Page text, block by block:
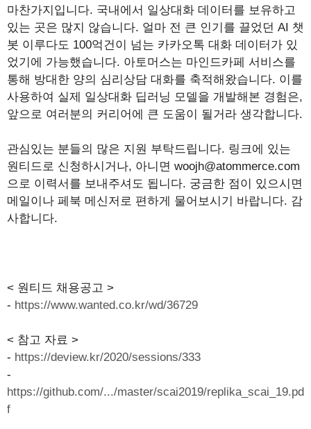
마찬가지입니다. 국내에서 일상대화 데이터를 보유하고
있는 곳은 많지 않습니다. 얼마 전 큰 인기를 끌었던 AI 챗
봇 이루다도 100억건이 넘는 카카오톡 대화 데이터가 있
었기에 가능했습니다. 아토머스는 마인드카페 서비스를
통해 방대한 양의 심리상담 대화를 축적해왔습니다. 이를
사용하여 실제 일상대화 딥러닝 모델을 개발해본 경험은,
앞으로 여러분의 커리어에 큰 도움이 될거라 생각합니다.
관심있는 분들의 많은 지원 부탁드립니다. 링크에 있는
원티드로 신청하시거나, 아니면 woojh@atommerce.com
으로 이력서를 보내주셔도 됩니다. 궁금한 점이 있으시면
메일이나 페북 메신저로 편하게 물어보시기 바랍니다. 감
사합니다.
< 원티드 채용공고 >
- https://www.wanted.co.kr/wd/36729
< 참고 자료 >
- https://deview.kr/2020/sessions/333
-
https://github.com/.../master/scai2019/replika_scai_19.pd
f